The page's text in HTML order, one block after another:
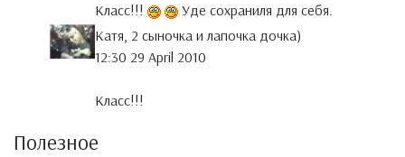
Класс!!!
Уде сохраниля для себя.
Катя, 2 сыночка и лапочка дочка)
12:30 29 April 2010
Класс!!!
Полезное